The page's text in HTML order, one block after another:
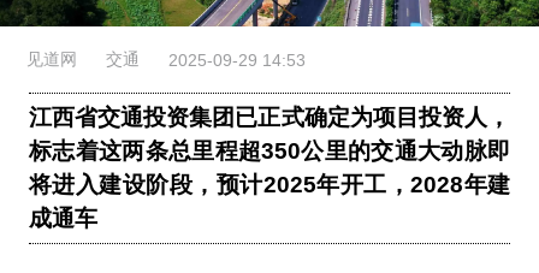
见道网 交通 2025-09-29 14:53
江西省交通投资集团已正式确定为项目投资人，
标志着这两条总里程超350公里的交通大动脉即
将进入建设阶段，预计2025年开工，2028年建
成通车